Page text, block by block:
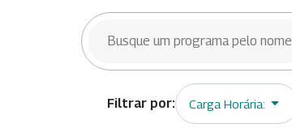
BUSCAR TRILHAS
Carga Horária: